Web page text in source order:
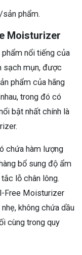
sản phẩm.
Moisturizer
phẩm nổi tiếng của
sạch mụn, được
phẩm của hãng
trong đó có
bật nhất chính là
chứa hàm lượng
bổ sung độ ẩm
lỗ chân lông.
Free Moisturizer
không chứa dầu
cùng trong quy